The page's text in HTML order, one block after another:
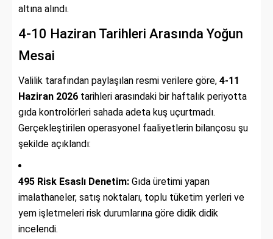
altına alındı.
4-10 Haziran Tarihleri Arasında Yoğun
Mesai
Valilik tarafından paylaşılan resmi verilere göre, 4-11
Haziran 2026 tarihleri arasındaki bir haftalık periyotta
gıda kontrolörleri sahada adeta kuş uçurtmadı.
Gerçekleştirilen operasyonel faaliyetlerin bilançosu şu
şekilde açıklandı:
495 Risk Esaslı Denetim: Gıda üretimi yapan
imalathaneler, satış noktaları, toplu tüketim yerleri ve
yem işletmeleri risk durumlarına göre didik didik
incelendi.